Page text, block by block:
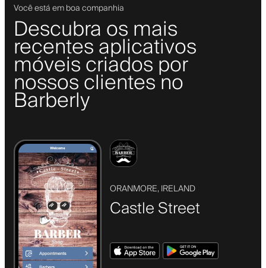
Você está em boa companhia
Descubra os mais
recentes aplicativos
móveis criados por
nossos clientes no
Barberly
ORANMORE, IRELAND
Castle Street